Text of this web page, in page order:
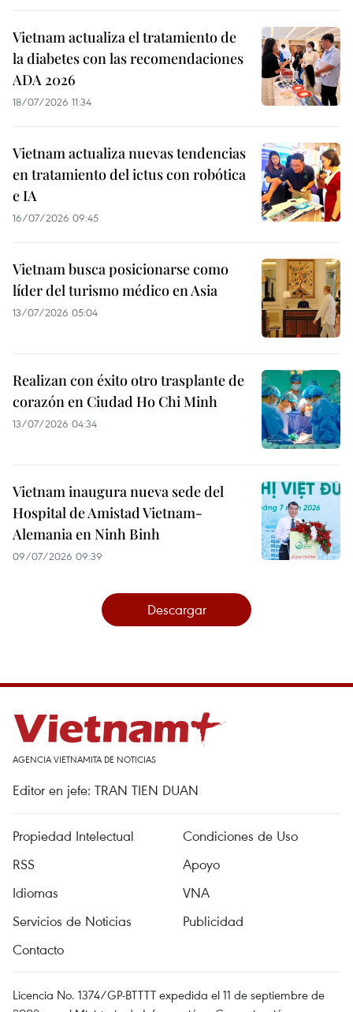
Vietnam actualiza el tratamiento de
la diabetes con las recomendaciones
ADA 2026
18/07/2026 11:34
Vietnam actualiza nuevas tendencias
en tratamiento del ictus con robótica
e IA
16/07/2026 09:45
Vietnam busca posicionarse como
líder del turismo médico en Asia
13/07/2026 05:04
Realizan con éxito otro trasplante de
corazón en Ciudad Ho Chi Minh
13/07/2026 04:34
Vietnam inaugura nueva sede del
Hospital de Amistad Vietnam-
Alemania en Ninh Binh
09/07/2026 09:39
Descargar
AGENCIA VIETNAMITA DE NOTICIAS
Editor en jefe: TRAN TIEN DUAN
Propiedad Intelectual
Condiciones de Uso
RSS
Apoyo
Idiomas
VNA
Servicios de Noticias
Publicidad
Contacto
Licencia No. 1374/GP-BTTTT expedida el 11 de septiembre de